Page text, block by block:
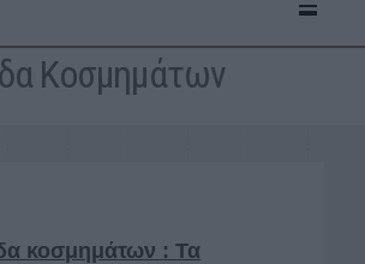
Κοσμημάτων
κοσμημάτων : Τα